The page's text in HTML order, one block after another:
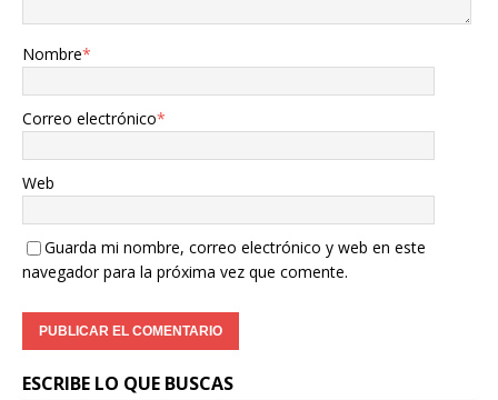
Nombre*
Correo electrónico*
Web
Guarda mi nombre, correo electrónico y web en este
navegador para la próxima vez que comente.
ESCRIBE LO QUE BUSCAS